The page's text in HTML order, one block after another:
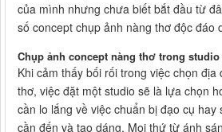
của mình nhưng chưa biết bắt đầu từ
số concept chụp ảnh nàng thơ độc đáo
Chụp ảnh concept nàng thơ trong studio
Khi cảm thấy bối rối trong việc chọn địa
thơ, việc đặt một studio sẽ là lựa chọn
cần lo lắng về việc chuẩn bị đạo cụ
cần đến và tạo dáng. Mọi thứ từ ánh